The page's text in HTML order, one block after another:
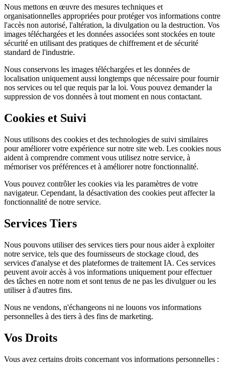
Nous mettons en œuvre des mesures techniques et
organisationnelles appropriées pour protéger vos informations contre
l'accès non autorisé, l'altération, la divulgation ou la destruction. Vos
images téléchargées et les données associées sont stockées en toute
sécurité en utilisant des pratiques de chiffrement et de sécurité
standard de l'industrie.
Nous conservons les images téléchargées et les données de
localisation uniquement aussi longtemps que nécessaire pour fournir
nos services ou tel que requis par la loi. Vous pouvez demander la
suppression de vos données à tout moment en nous contactant.
Cookies et Suivi
Nous utilisons des cookies et des technologies de suivi similaires
pour améliorer votre expérience sur notre site web. Les cookies nous
aident à comprendre comment vous utilisez notre service, à
mémoriser vos préférences et à améliorer notre fonctionnalité.
Vous pouvez contrôler les cookies via les paramètres de votre
navigateur. Cependant, la désactivation des cookies peut affecter la
fonctionnalité de notre service.
Services Tiers
Nous pouvons utiliser des services tiers pour nous aider à exploiter
notre service, tels que des fournisseurs de stockage cloud, des
services d'analyse et des plateformes de traitement IA. Ces services
peuvent avoir accès à vos informations uniquement pour effectuer
des tâches en notre nom et sont tenus de ne pas les divulguer ou les
utiliser à d'autres fins.
Nous ne vendons, n'échangeons ni ne louons vos informations
personnelles à des tiers à des fins de marketing.
Vos Droits
Vous avez certains droits concernant vos informations personnelles :